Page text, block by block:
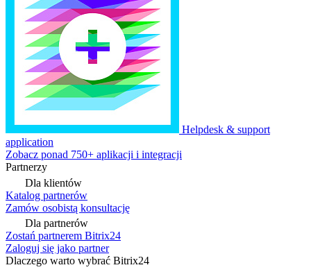
Helpdesk & support
application
Zobacz ponad 750+ aplikacji i integracji
Partnerzy
Dla klientów
Katalog partnerów
Zamów osobistą konsultację
Dla partnerów
Zostań partnerem Bitrix24
Zaloguj się jako partner
Dlaczego warto wybrać Bitrix24